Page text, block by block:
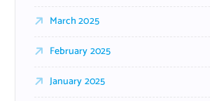
March 2025
February 2025
January 2025